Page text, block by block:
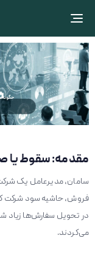
Toggle navigation
چگونه
مقدمه: سقوط یا
سامان، مدیرعامل یک
فروش، حاشیه سود شرکت
در تحویل سفارش‌ها زیاد
می‌کردند.